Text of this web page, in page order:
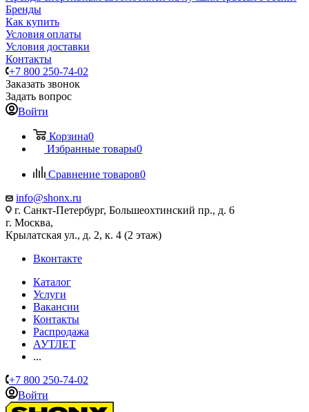
Бренды
Как купить
Условия оплаты
Условия доставки
Контакты
+7 800 250-74-02
Заказать звонок
Задать вопрос
Войти
Корзина0
Избранные товары0
Сравнение товаров0
info@shonx.ru
г. Санкт-Петербург, Большеохтинский пр., д. 6
г. Москва,
Крылатская ул., д. 2, к. 4 (2 этаж)
Вконтакте
Каталог
Услуги
Вакансии
Контакты
Распродажа
АУТЛЕТ
...
+7 800 250-74-02
Войти